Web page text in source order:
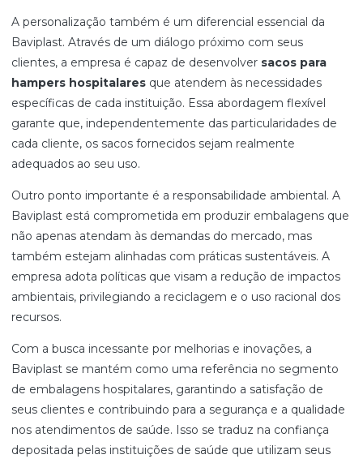
A personalização também é um diferencial essencial da
Baviplast. Através de um diálogo próximo com seus
clientes, a empresa é capaz de desenvolver sacos para
hampers hospitalares que atendem às necessidades
específicas de cada instituição. Essa abordagem flexível
garante que, independentemente das particularidades de
cada cliente, os sacos fornecidos sejam realmente
adequados ao seu uso.
Outro ponto importante é a responsabilidade ambiental. A
Baviplast está comprometida em produzir embalagens que
não apenas atendam às demandas do mercado, mas
também estejam alinhadas com práticas sustentáveis. A
empresa adota políticas que visam a redução de impactos
ambientais, privilegiando a reciclagem e o uso racional dos
recursos.
Com a busca incessante por melhorias e inovações, a
Baviplast se mantém como uma referência no segmento
de embalagens hospitalares, garantindo a satisfação de
seus clientes e contribuindo para a segurança e a qualidade
nos atendimentos de saúde. Isso se traduz na confiança
depositada pelas instituições de saúde que utilizam seus